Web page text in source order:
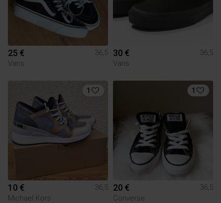
25 €
36,5
Vans
30 €
36,5
Vans
1
10 €
36,5
Michael Kors
1
20 €
36,5
Converse